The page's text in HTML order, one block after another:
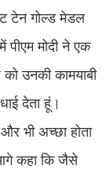
टेन गोल्ड मेडल
मोदी ने एक
उनकी कामयाबी
देता हूं।
भी अच्छा होता
कहा कि जैसे